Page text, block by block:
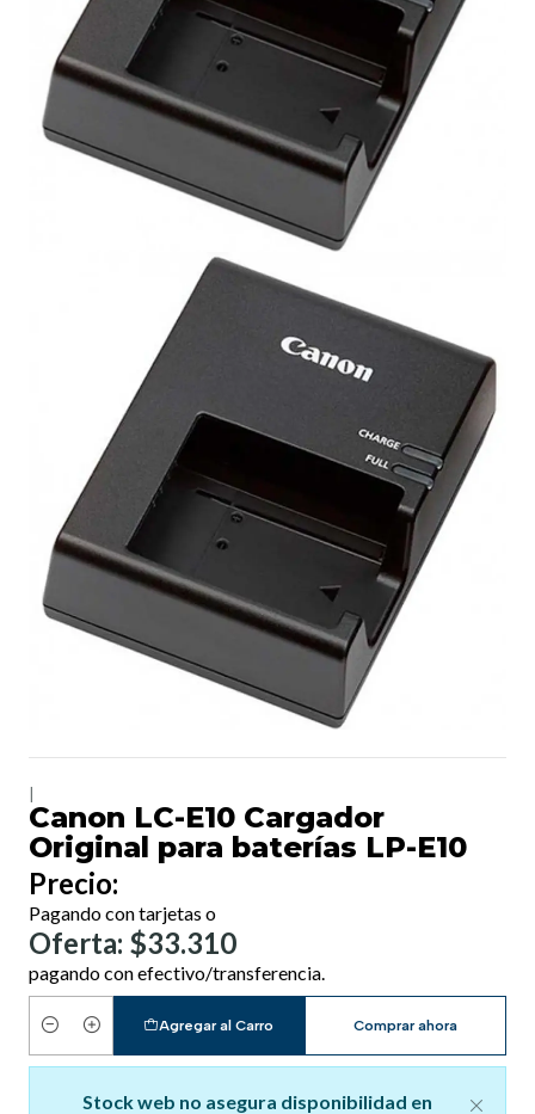
Canon LC-E10 Cargador
Original para baterías LP-E10
Precio:
Pagando con tarjetas o
Oferta: $33.310
pagando con efectivo/transferencia.
Cantidad
Agregar al Carro Comprar ahora
Stock web no asegura disponibilidad en